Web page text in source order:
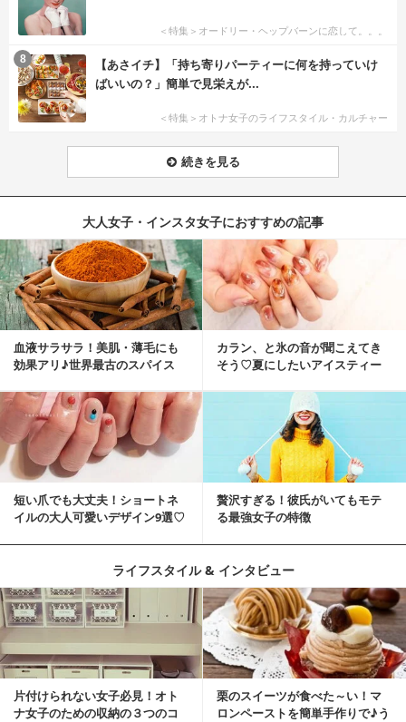
＜特集＞オードリー・ヘップバーンに恋して。。。
【あさイチ】「持ち寄りパーティーに何を持っていけ
ばいいの？」簡単で見栄えが...
＜特集＞オトナ女子のライフスタイル・カルチャー
8
続きを見る
大人女子・インスタ女子におすすめの記事
血液サラサラ！美肌・薄毛にも
効果アリ♪世界最古のスパイス
カラン、と氷の音が聞こえてき
そう♡夏にしたいアイスティー
短い爪でも大丈夫！ショートネ
イルの大人可愛いデザイン9選♡
贅沢すぎる！彼氏がいてもモテ
る最強女子の特徴
ライフスタイル & インタビュー
片付けられない女子必見！オト
ナ女子のための収納の３つのコ
栗のスイーツが食べた～い！マ
ロンペーストを簡単手作りで♪う